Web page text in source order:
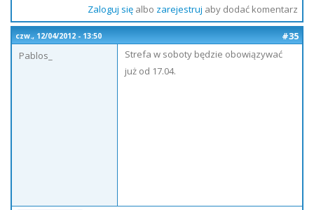
Zaloguj sięalbo zarejestruj aby dodać komentarz
czw., 12/04/2012 - 13:50
#35
Pablos_
Strefa w soboty będzie obowiązywać
już od 17.04.